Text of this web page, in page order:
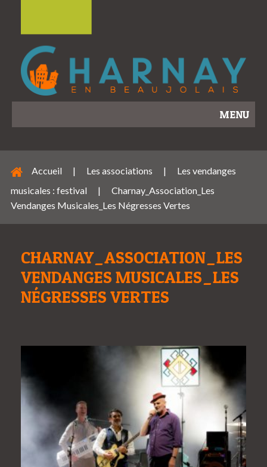
MENU
Accueil | Les associations |
Les vendanges
musicales : festival
|
Charnay_Association_Les
Vendanges Musicales_Les Négresses Vertes
CHARNAY_ASSOCIATION_LES
VENDANGES MUSICALES_LES
NÉGRESSES VERTES